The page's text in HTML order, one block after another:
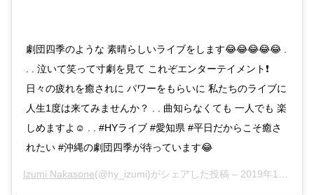
劇団四季のような 素晴らしいライブをします😂😂😂😂😂 .
. . 泣いて笑って寸劇を見て これぞエンターテイメント❗️
日々の疲れを癒されに パワーをもらいに 私たちのライブに
人生1度は来てみませんか？ . . 曲知らなくても 一人でも 楽
しめますよ☺️ . . #HYライブ #愛知県 #平日だからこそ癒さ
れたい #沖縄の劇団四季が待っています😂
Izumi Nakasone(@hy_izumi)がシェアした投稿 – 2019年12月月19日午前12時41分PST